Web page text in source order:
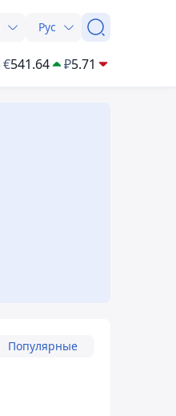
Рус
€541.64 ₽5.71
Популярные